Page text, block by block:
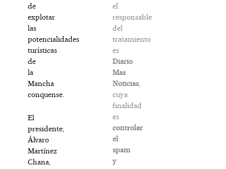
de
explotar
las
potencialidades
turísticas
de
la
Mancha
conquense.
El
presidente,
Álvaro
Martínez
Chana,
el
responsable
del
tratamiento
es
Diario
Mas
Noticias
cuya
finalidad
es
controlar
el
spam
y